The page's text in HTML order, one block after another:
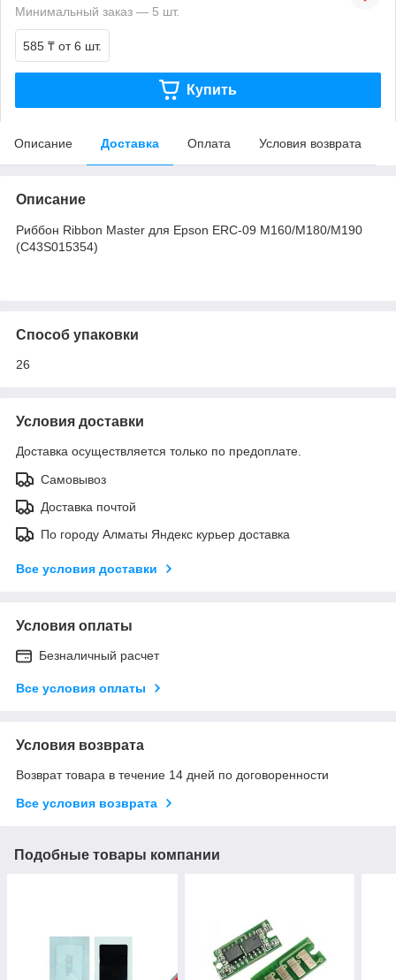
Минимальный заказ — 5 шт.
585 ₸ от 6 шт.
Купить
Описание Доставка Оплата Условия возврата
Описание
Риббон Ribbon Master для Epson ERC-09 M160/M180/M190
(C43S015354)
Способ упаковки
26
Условия доставки
Доставка осуществляется только по предоплате.
Самовывоз
Доставка почтой
По городу Алматы Яндекс курьер доставка
Все условия доставки
Условия оплаты
Безналичный расчет
Все условия оплаты
Условия возврата
Возврат товара в течение 14 дней по договоренности
Все условия возврата
Подобные товары компании